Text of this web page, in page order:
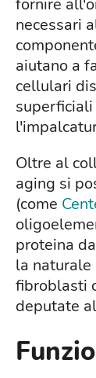
fornire
necessari
aiutano a
cellulari
Oltre al
aging si
(come
proteina
la naturale
fibroblasti
deputate